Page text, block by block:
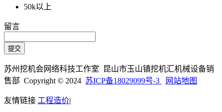
50k以上
留言
苏州挖机会网络科技工作室 昆山市玉山镇挖机汇机械设备销
售部 Copyright © 2024 苏ICP备18029099号-3 网站地图
友情链接 工程造价|